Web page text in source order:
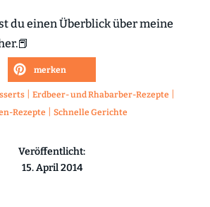
du einen Überblick über meine
merken
|Erdbeer- und Rhabarber-Rezepte
Rezepte Schnelle Gerichte
Veröffentlicht:
15. April 2014